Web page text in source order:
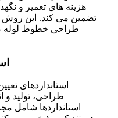
هزینه های تعمیر و
تضمین می کند. این روش
طراحی خطوط لوله
استانداردهای
طراحی، تولید و
استانداردها شامل